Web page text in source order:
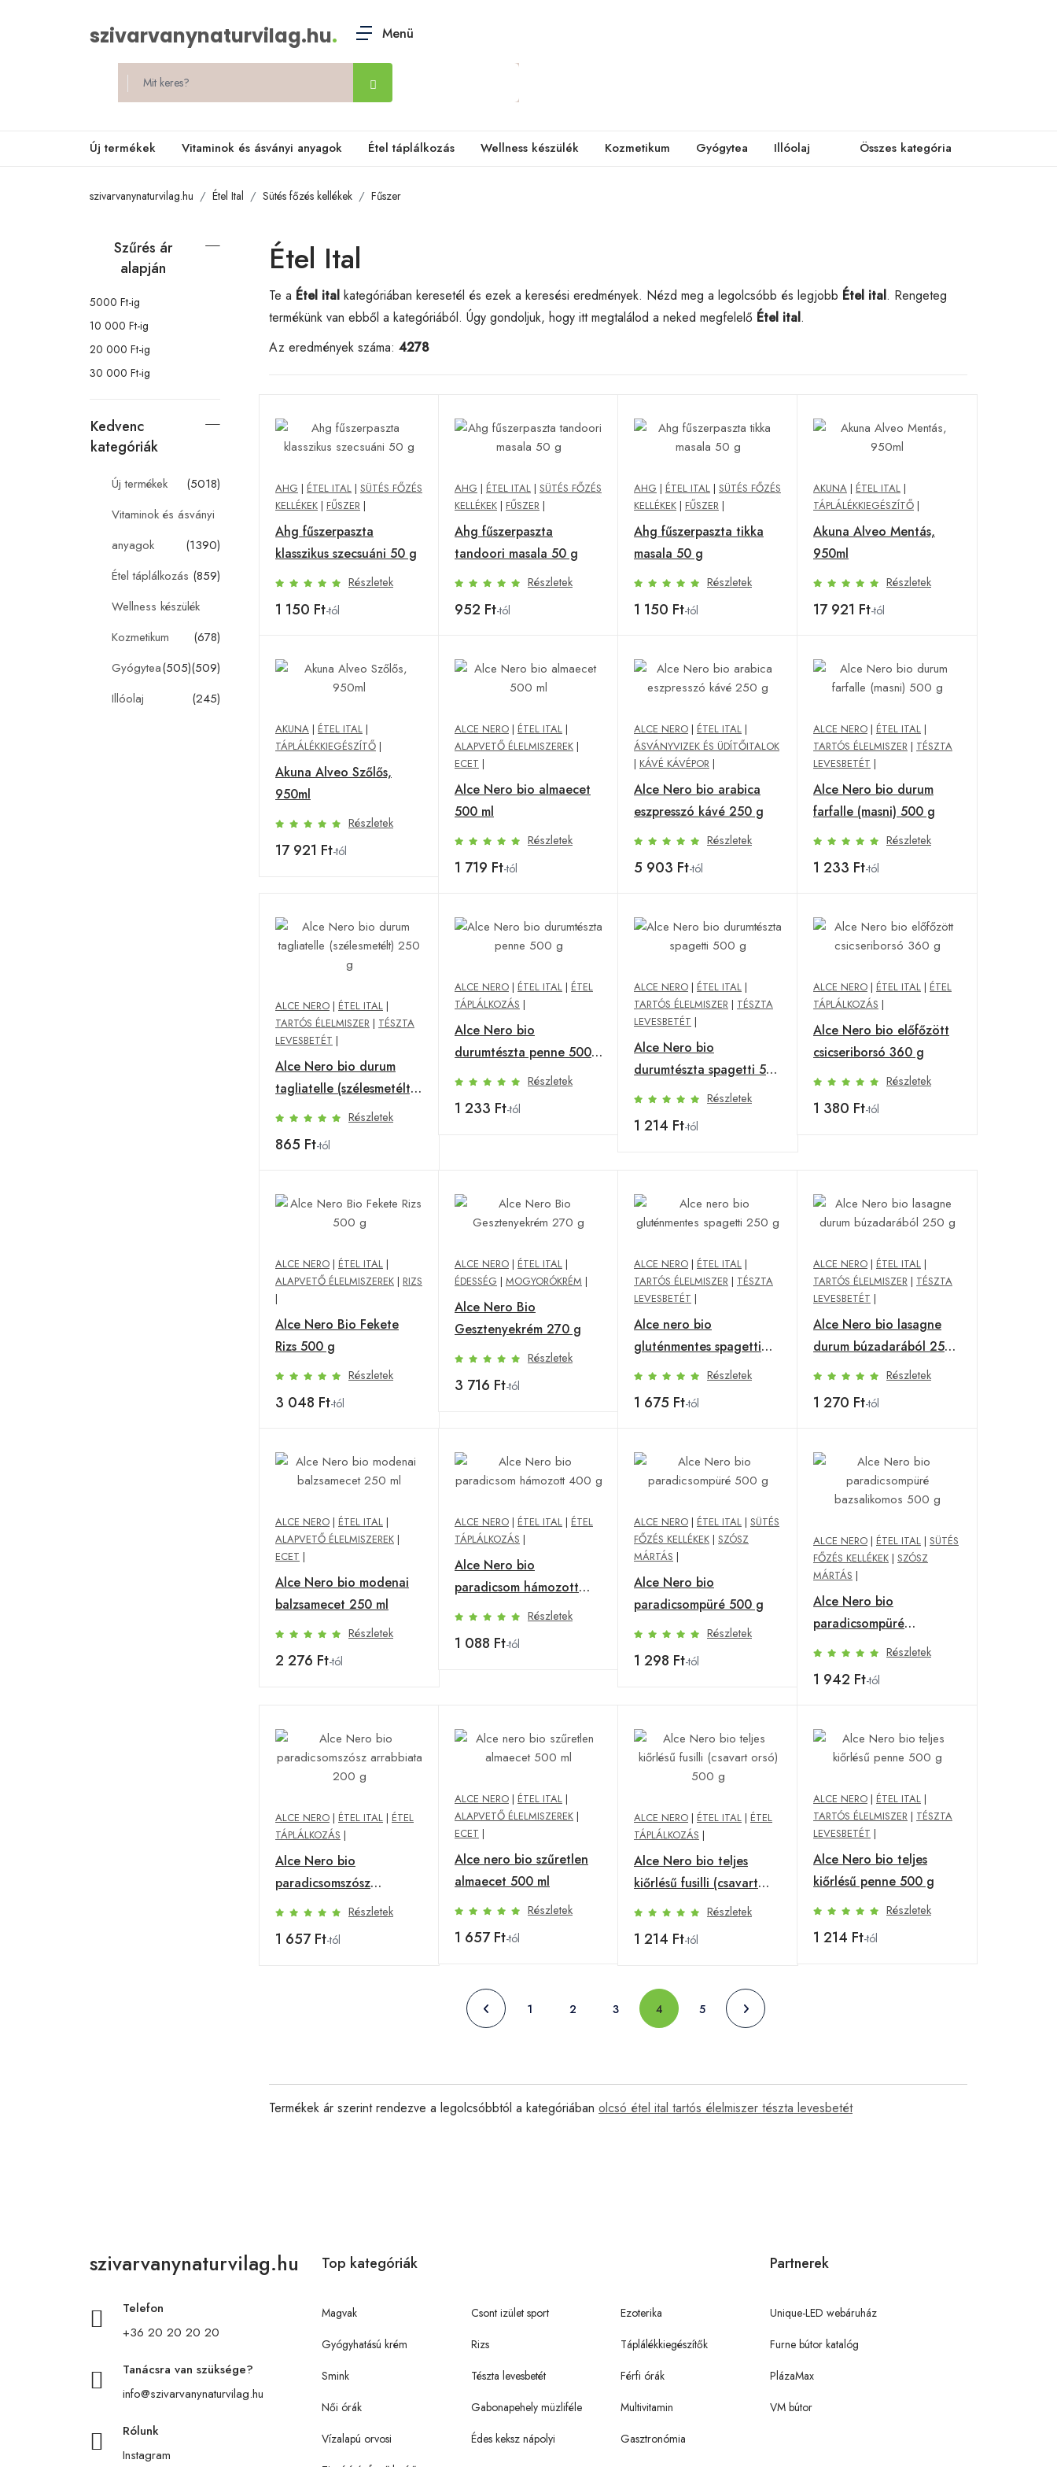
szivarvanynaturvilag.hu. Menü
Új termékek Vitaminok és ásványi anyagok Étel táplálkozás Wellness készülék Kozmetikum Gyógytea Illóolaj Összes kategória
szivarvanynaturvilag.hu Étel Ital Sütés főzés kellékek Fűszer
Szűrés ár
alapján
5000 Ft-ig
10 000 Ft-ig
20 000 Ft-ig
30 000 Ft-ig
Kedvenc
kategóriák
Új termékek
(5018)
Vitaminok és ásványi
anyagok
(1390)
Étel táplálkozás (859)
Wellness készülék
(678)
Kozmetikum
(509)
Gyógytea(505)
Illóolaj
(245)
Étel Ital
Te a Étel ital kategóriában keresetél és ezek a keresési eredmények. Nézd meg a legolcsóbb és legjobb Étel ital. Rengeteg
termékünk van ebből a kategóriából. Úgy gondoljuk, hogy itt megtalálod a neked megfelelő Étel ital.
Az eredmények száma: 4278
AHG | ÉTEL ITAL | SÜTÉS FŐZÉS
KELLÉKEK | FŰSZER |
Ahg fűszerpaszta
klasszikus szecsuáni 50 g
Részletek
1 150 Ft-tól
AHG | ÉTEL ITAL | SÜTÉS FŐZÉS
KELLÉKEK | FŰSZER |
Ahg fűszerpaszta
tandoori masala 50 g
Részletek
952 Ft-tól
AHG | ÉTEL ITAL | SÜTÉS FŐZÉS
KELLÉKEK | FŰSZER |
Ahg fűszerpaszta tikka
masala 50 g
Részletek
1 150 Ft-tól
AKUNA | ÉTEL ITAL |
TÁPLÁLÉKKIEGÉSZÍTŐ |
Akuna Alveo Mentás,
950ml
Részletek
17 921 Ft-tól
AKUNA | ÉTEL ITAL |
TÁPLÁLÉKKIEGÉSZÍTŐ |
Akuna Alveo Szőlős,
950ml
Részletek
17 921 Ft-tól
ALCE NERO | ÉTEL ITAL |
ALAPVETŐ ÉLELMISZEREK |
ECET |
Alce Nero bio almaecet
500 ml
Részletek
1 719 Ft-tól
ALCE NERO | ÉTEL ITAL |
ÁSVÁNYVIZEK ÉS ÜDÍTŐITALOK
| KÁVÉ KÁVÉPOR |
Alce Nero bio arabica
eszpresszó kávé 250 g
Részletek
5 903 Ft-tól
ALCE NERO | ÉTEL ITAL |
TARTÓS ÉLELMISZER | TÉSZTA
LEVESBETÉT |
Alce Nero bio durum
farfalle (masni) 500 g
Részletek
1 233 Ft-tól
ALCE NERO | ÉTEL ITAL |
TARTÓS ÉLELMISZER | TÉSZTA
LEVESBETÉT |
Alce Nero bio durum
tagliatelle (szélesmetélt)
250 g
Részletek
865 Ft-tól
ALCE NERO | ÉTEL ITAL | ÉTEL
TÁPLÁLKOZÁS |
Alce Nero bio
durumtészta penne 500
g
Részletek
1 233 Ft-tól
ALCE NERO | ÉTEL ITAL |
TARTÓS ÉLELMISZER | TÉSZTA
LEVESBETÉT |
Alce Nero bio
durumtészta spagetti 500
g
Részletek
1 214 Ft-tól
ALCE NERO | ÉTEL ITAL | ÉTEL
TÁPLÁLKOZÁS |
Alce Nero bio előfőzött
csicseriborsó 360 g
Részletek
1 380 Ft-tól
ALCE NERO | ÉTEL ITAL |
ALAPVETŐ ÉLELMISZEREK | RIZS
|
Alce Nero Bio Fekete
Rizs 500 g
Részletek
3 048 Ft-tól
ALCE NERO | ÉTEL ITAL |
ÉDESSÉG | MOGYORÓKRÉM |
Alce Nero Bio
Gesztenyekrém 270 g
Részletek
3 716 Ft-tól
ALCE NERO | ÉTEL ITAL |
TARTÓS ÉLELMISZER | TÉSZTA
LEVESBETÉT |
Alce nero bio
gluténmentes spagetti
250 g
Részletek
1 675 Ft-tól
ALCE NERO | ÉTEL ITAL |
TARTÓS ÉLELMISZER | TÉSZTA
LEVESBETÉT |
Alce Nero bio lasagne
durum búzadarából 250
g
Részletek
1 270 Ft-tól
ALCE NERO | ÉTEL ITAL |
ALAPVETŐ ÉLELMISZEREK |
ECET |
Alce Nero bio modenai
balzsamecet 250 ml
Részletek
2 276 Ft-tól
ALCE NERO | ÉTEL ITAL | ÉTEL
TÁPLÁLKOZÁS |
Alce Nero bio
paradicsom hámozott
400 g
Részletek
1 088 Ft-tól
ALCE NERO | ÉTEL ITAL | SÜTÉS
FŐZÉS KELLÉKEK | SZÓSZ
MÁRTÁS |
Alce Nero bio
paradicsompüré 500 g
Részletek
1 298 Ft-tól
ALCE NERO | ÉTEL ITAL | SÜTÉS
FŐZÉS KELLÉKEK | SZÓSZ
MÁRTÁS |
Alce Nero bio
paradicsompüré
bazsalikomos 500 g
Részletek
1 942 Ft-tól
ALCE NERO | ÉTEL ITAL | ÉTEL
TÁPLÁLKOZÁS |
Alce Nero bio
paradicsomszósz
arrabbiata 200 g
Részletek
1 657 Ft-tól
ALCE NERO | ÉTEL ITAL |
ALAPVETŐ ÉLELMISZEREK |
ECET |
Alce nero bio szűretlen
almaecet 500 ml
Részletek
1 657 Ft-tól
ALCE NERO | ÉTEL ITAL | ÉTEL
TÁPLÁLKOZÁS |
Alce Nero bio teljes
kiőrlésű fusilli (csavart
orsó) 500 g
Részletek
1 214 Ft-tól
ALCE NERO | ÉTEL ITAL |
TARTÓS ÉLELMISZER | TÉSZTA
LEVESBETÉT |
Alce Nero bio teljes
kiőrlésű penne 500 g
Részletek
1 214 Ft-tól
1 2 3 4 5
Termékek ár szerint rendezve a legolcsóbbtól a kategóriában olcsó étel ital tartós élelmiszer tészta levesbetét
szivarvanynaturvilag.hu
Telefon
+36 20 20 20 20
Tanácsra van szüksége?
info@szivarvanynaturvilag.hu
Rólunk
Instagram
Top kategóriák
Magvak
Gyógyhatású krém
Smink
Női órák
Vízalapú orvosi
Csont izület sport
Rizs
Tészta levesbetét
Gabonapehely müzliféle
Édes keksz nápolyi
Ezoterika
Táplálékkiegészítők
Férfi órák
Multivitamin
Gasztronómia
Partnerek
Unique-LED webáruház
Furne bútor katalóg
PlázaMax
VM bútor